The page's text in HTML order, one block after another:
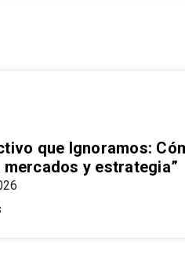
que Ignoramos:
y estrategia”